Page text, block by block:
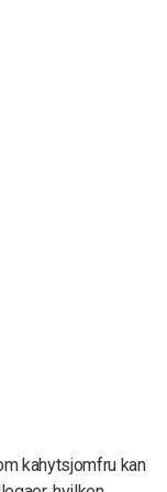
kahytsjomfru kan